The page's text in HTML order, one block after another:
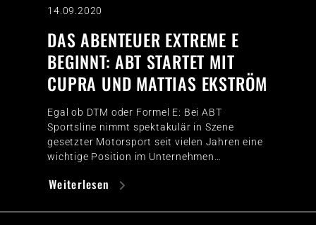
14.09.2020
DAS ABENTEUER EXTREME E
BEGINNT: ABT STARTET MIT
CUPRA UND MATTIAS EKSTRÖM
Egal ob DTM oder Formel E: Bei ABT
Sportsline nimmt spektakulär in Szene
gesetzter Motorsport seit vielen Jahren eine
wichtige Position im Unternehmen…
Weiterlesen